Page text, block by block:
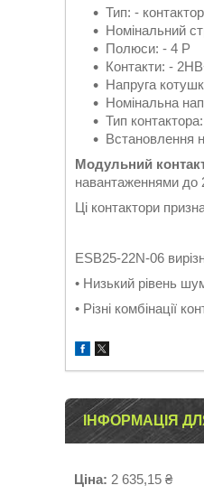
Тип: - контактор
Номінальний
Полюси: - 4 P
Контакти: -
Напруга
Номінальна
Тип
Встановлення
Модульний
навантаженнями до
Ці контактори
ESB25-22N-06
• Низький рівень
• Різні комбінації
ІНФОРМАЦІЯ
Ціна: 2 635,15 ₴